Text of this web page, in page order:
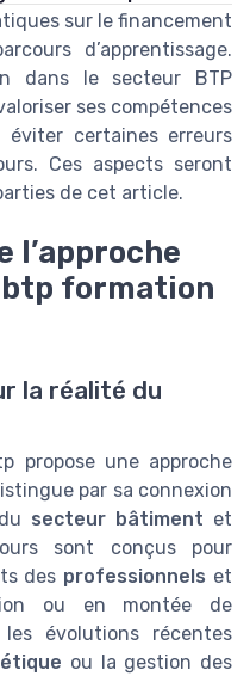
sur le financement
d’apprentissage.
dans le secteur BTP
ses compétences
éviter certaines erreurs
Ces aspects seront
de cet article.
l’approche
formation
la réalité du
propose une approche
par sa connexion
secteur bâtiment et
sont conçus pour
des professionnels et
ou en montée de
évolutions récentes
ou la gestion des